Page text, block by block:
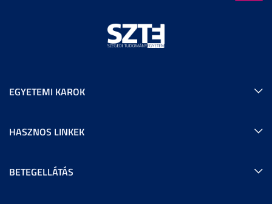
EGYETEMI KAROK
HASZNOS LINKEK
BETEGELLÁTÁS